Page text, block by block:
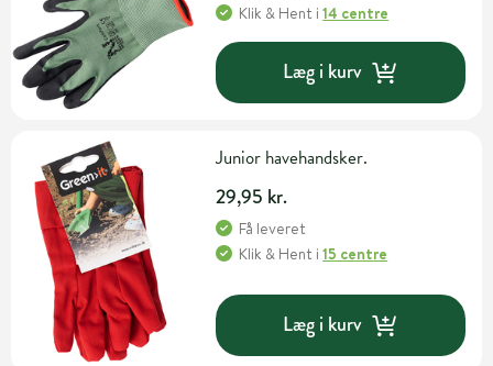
Klik & Hent i14 centre
Læg i kurv
Junior havehandsker.
29,95 kr.
Få leveret
Klik & Hent i15 centre
Læg i kurv